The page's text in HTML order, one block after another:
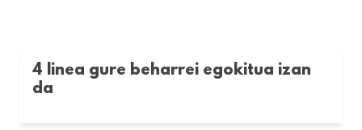
4 linea gure beharrei egokitua izan
da